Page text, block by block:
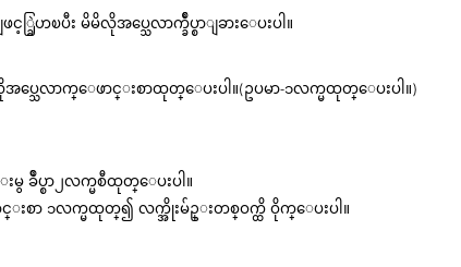
ဟၿပီး မိမိလိုအပ္သေလာက္ခ်ဳပ္စာျခားေပးပါ။
သေလာက္ေဖာင္းစာထုတ္ေပးပါ။(ဥပမာ-၁လက္မထုတ္ေပးပါ။)
ခ်ဳပ္စာ၂လက္မစီထုတ္ေပးပါ။
စာ ၁လက္မထုတ္၍ လက္အိုးမ်ဥ္းတစ္ဝက္ထိ ဝိုက္ေပးပါ။